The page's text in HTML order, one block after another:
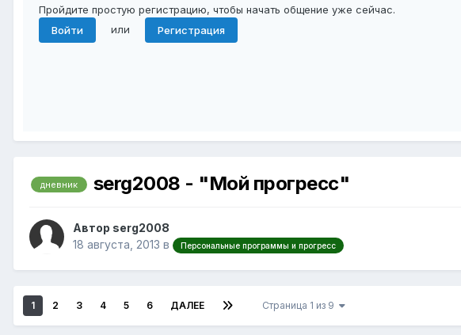
Пройдите простую регистрацию, чтобы начать общение уже сейчас.
Войти
или Регистрация
дневник serg2008 - "Мой прогресс"
Автор serg2008
18 августа, 2013 в Персональные программы и прогресс
1 2 3 4 5 6 ДАЛЕЕ Страница 1 из 9